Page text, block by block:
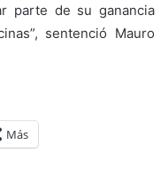
parte de su ganancia
sentenció Mauro
Más